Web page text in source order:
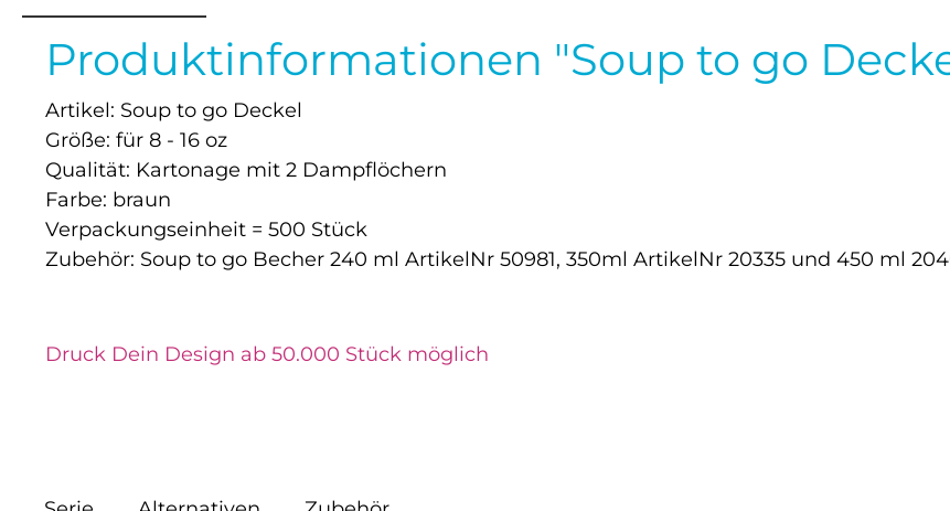
Produktinformationen "Soup to go
Artikel: Soup to go Deckel
Größe: für 8 - 16 oz
Qualität: Kartonage mit 2 Dampflöchern
Farbe: braun
Verpackungseinheit = 500 Stück
Zubehör: Soup to go Becher 240 ml ArtikelNr 50981, 350ml ArtikelNr 20335 und 450 ml
Druck Dein Design ab 50.000 Stück möglich